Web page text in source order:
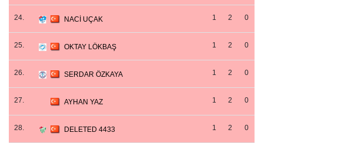
24. NACİ UÇAK 1 2 0
25. OKTAY LÖKBAŞ 1 2 0
26. SERDAR ÖZKAYA 1 2 0
27. AYHAN YAZ 1 2 0
28. DELETED 4433 1 2 0